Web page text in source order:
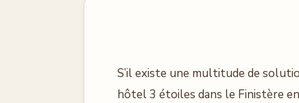
S’il existe une multitude de
hôtel 3 étoiles dans le Finistère en